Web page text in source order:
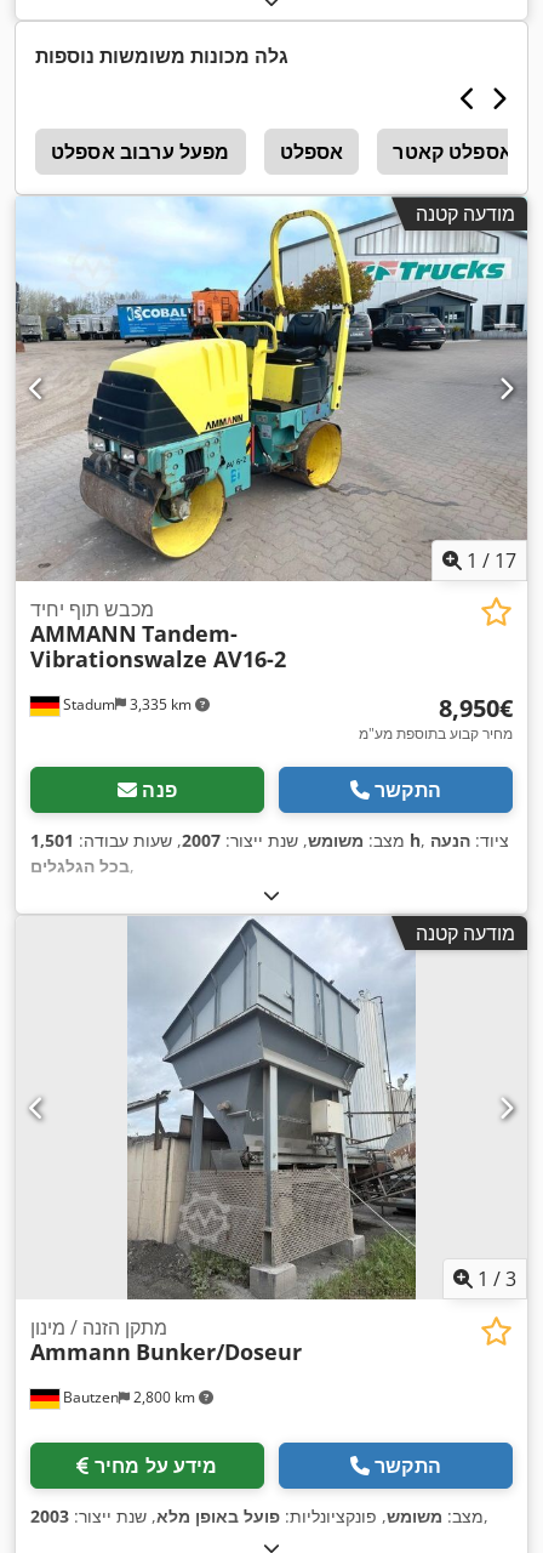
גלה מכונות משומשות נוספות
מפעל ערבוב אספלט אספלט אספלט קאטר
מודעה קטנה
1 / 17
Stadum 3,335 km
מכבש תוף יחיד
AMMANN Tandem-
Vibrationswalze AV16-2
‏8,950 ‏€
מחיר קבוע בתוספת מע"מ
פנה התקשר
מצב: משומש, שנת ייצור: 2007, שעות עבודה: 1,501 h , ציוד: הנעה
בכל הגלגלים,
מודעה קטנה
1 /3
Bautzen 2,800 km
מתקן הזנה / מינון
Ammann Bunker/Doseur
מידע על מחיר התקשר
מצב: משומש, פונקציונליות: פועל באופן מלא, שנת ייצור: 2003 ,